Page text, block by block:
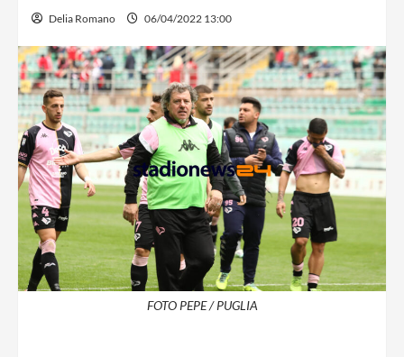
Delia Romano 06/04/2022 13:00
FOTO PEPE / PUGLIA